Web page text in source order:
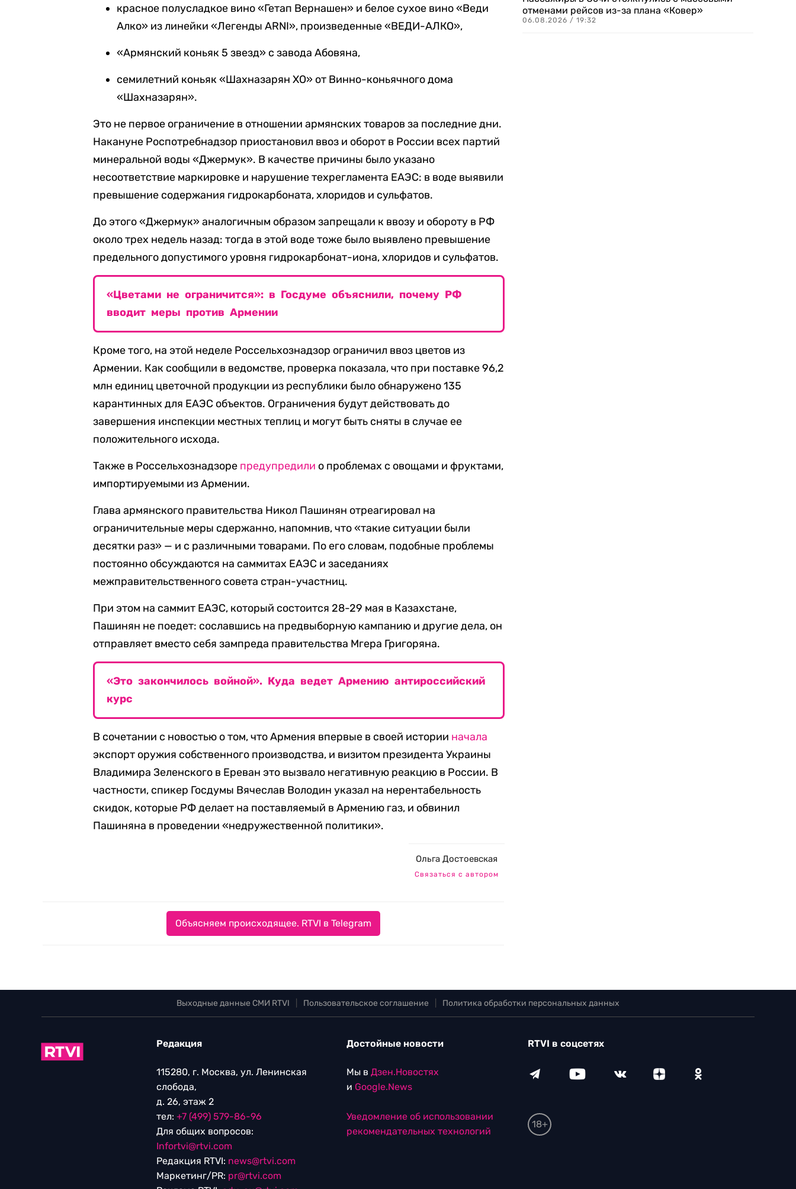
красное полусладкое вино «Гетап Вернашен» и белое сухое вино «Веди
Алко» из линейки «Легенды ARNI», произведенные «ВЕДИ-АЛКО»,
«Армянский коньяк 5 звезд» с завода Абовяна,
семилетний коньяк «Шахназарян ХО» от Винно-коньячного дома
«Шахназарян».
Это не первое ограничение в отношении армянских товаров за последние дни.
Накануне Роспотребнадзор приостановил ввоз и оборот в России всех партий
минеральной воды «Джермук». В качестве причины было указано
несоответствие маркировке и нарушение техрегламента ЕАЭС: в воде выявили
превышение содержания гидрокарбоната, хлоридов и сульфатов.
До этого «Джермук» аналогичным образом запрещали к ввозу и обороту в РФ
около трех недель назад: тогда в этой воде тоже было выявлено превышение
предельного допустимого уровня гидрокарбонат-иона, хлоридов и сульфатов.
«Цветами не ограничится»: в Госдуме объяснили, почему РФ
вводит меры против Армении
Кроме того, на этой неделе Россельхознадзор ограничил ввоз цветов из
Армении. Как сообщили в ведомстве, проверка показала, что при поставке 96,2
млн единиц цветочной продукции из республики было обнаружено 135
карантинных для ЕАЭС объектов. Ограничения будут действовать до
завершения инспекции местных теплиц и могут быть сняты в случае ее
положительного исхода.
Также в Россельхознадзоре предупредили о проблемах с овощами и фруктами,
импортируемыми из Армении.
Глава армянского правительства Никол Пашинян отреагировал на
ограничительные меры сдержанно, напомнив, что «такие ситуации были
десятки раз» — и с различными товарами. По его словам, подобные проблемы
постоянно обсуждаются на саммитах ЕАЭС и заседаниях
межправительственного совета стран-участниц.
При этом на саммит ЕАЭС, который состоится 28-29 мая в Казахстане,
Пашинян не поедет: сославшись на предвыборную кампанию и другие дела, он
отправляет вместо себя зампреда правительства Мгера Григоряна.
«Это закончилось войной». Куда ведет Армению антироссийский
курс
В сочетании с новостью о том, что Армения впервые в своей истории начала
экспорт оружия собственного производства, и визитом президента Украины
Владимира Зеленского в Ереван это вызвало негативную реакцию в России. В
частности, спикер Госдумы Вячеслав Володин указал на нерентабельность
скидок, которые РФ делает на поставляемый в Армению газ, и обвинил
Пашиняна в проведении «недружественной политики».
Ольга Достоевская
Связаться с автором
Объясняем происходящее. RTVI в Telegram
отменами рейсов из-за плана «Ковер»
06.08.2026 / 19:32
Выходные данные СМИ RTVI Пользовательское соглашение Политика обработки персональных данных
Редакция
115280, г. Москва, ул. Ленинская
слобода,
д. 26, этаж 2
тел: +7 (499) 579-86-96
Для общих вопросов:
Infortvi@rtvi.com
Редакция RTVI: news@rtvi.com
Маркетинг/PR: pr@rtvi.com
Достойные новости
Мы в Дзен.Новостях
и Google.News
Уведомление об использовании
рекомендательных технологий
RTVI в соцсетях
18+